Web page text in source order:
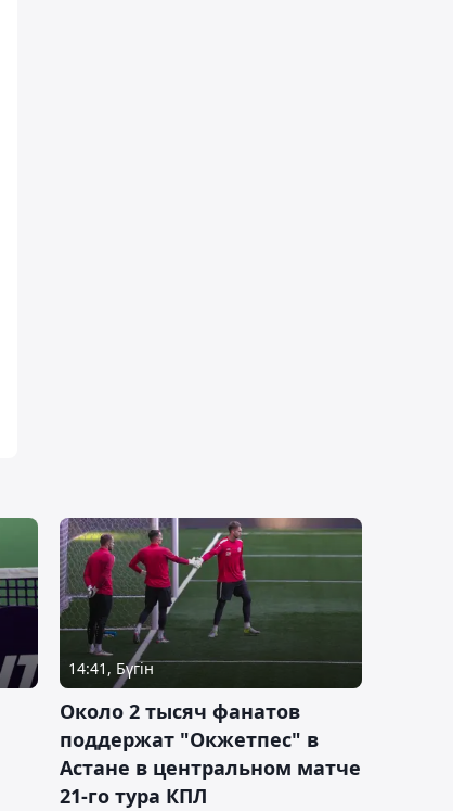
14:41, Бүгін
Около 2 тысяч фанатов
поддержат "Окжетпес" в
Астане в центральном матче
21-го тура КПЛ